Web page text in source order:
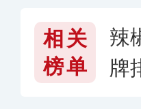
相关
榜单
辣
牌